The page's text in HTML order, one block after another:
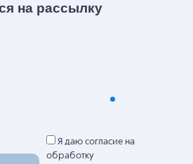
на рассылку
Я даю согласие на
обработку